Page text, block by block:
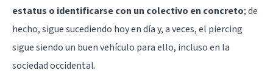
estatus o identificarse con un colectivo en concreto; de
hecho, sigue sucediendo hoy en día y, a veces, el piercing
sigue siendo un buen vehículo para ello, incluso en la
sociedad occidental.